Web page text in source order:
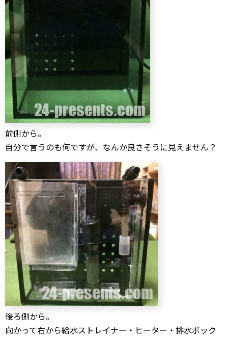
前側から。
自分で言うのも何ですが、なんか良さそうに見えません？
後ろ側から。
向かって右から給水ストレイナー・ヒーター・排水ボック